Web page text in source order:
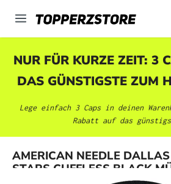
springen
NUR FÜR KURZE ZEIT: 3
DAS GÜNSTIGSTE ZUM
Lege einfach 3 Caps in deinen
Rabatt auf das
AMERICAN NEEDLE DALLAS
STARS CUFFLESS BLACK
Bildergalerie überspringen